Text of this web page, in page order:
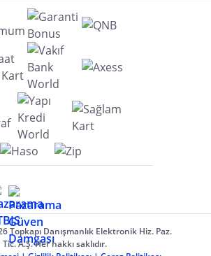
Topkapı Danışmanlık Elektronik Hiz. Paz.
Tic. A.Ş. Her hakkı saklıdır.